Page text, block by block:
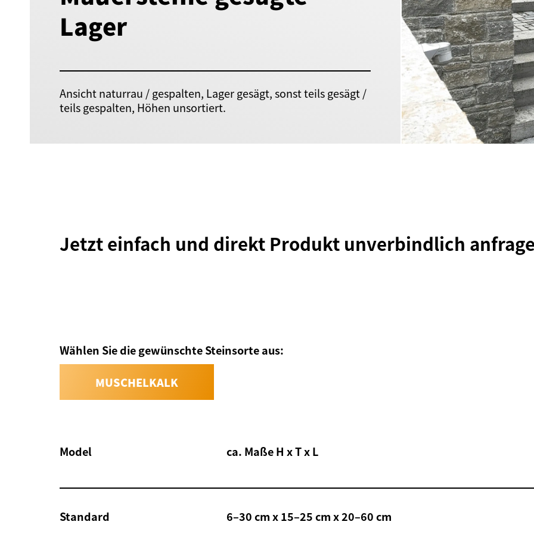
Lager
Ansicht naturrau / gespalten, Lager gesägt, sonst teils gesägt /
teils gespalten, Höhen unsortiert.
Jetzt einfach und direkt Produkt unverbindlich
Wählen Sie die gewünschte Steinsorte aus:
MUSCHELKALK
Model ca. Maße H x T x L
Standard 6–30 cm x 15–25 cm x 20–60 cm